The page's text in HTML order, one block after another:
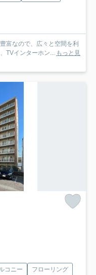
富なので、広々と空間を利
TVインターホン... もっと見
コニー
フローリング